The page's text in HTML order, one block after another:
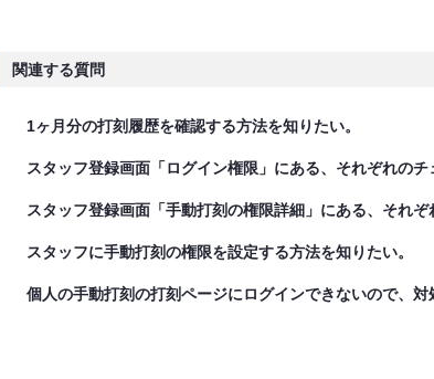
関連する質問
1ヶ月分の打刻履歴を確認する方法を知りたい。
スタッフ登録画面「ログイン権限」にある、それぞれのチ
スタッフ登録画面「手動打刻の権限詳細」にある、それぞ
スタッフに手動打刻の権限を設定する方法を知りたい。
個人の手動打刻の打刻ページにログインできないので、対